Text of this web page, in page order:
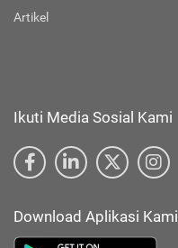
Artikel
Ikuti Media Sosial Kami
Download Aplikasi Kami